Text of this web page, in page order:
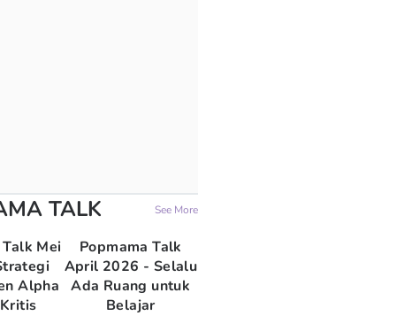
TALK See More
Mei
Alpha
Popmama Talk
April 2026 - Selalu
Ada Ruang untuk
Belajar